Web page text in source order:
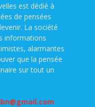
est dédié à
de pensées
La société
informations
alarmantes
que la pensée
sur tout un